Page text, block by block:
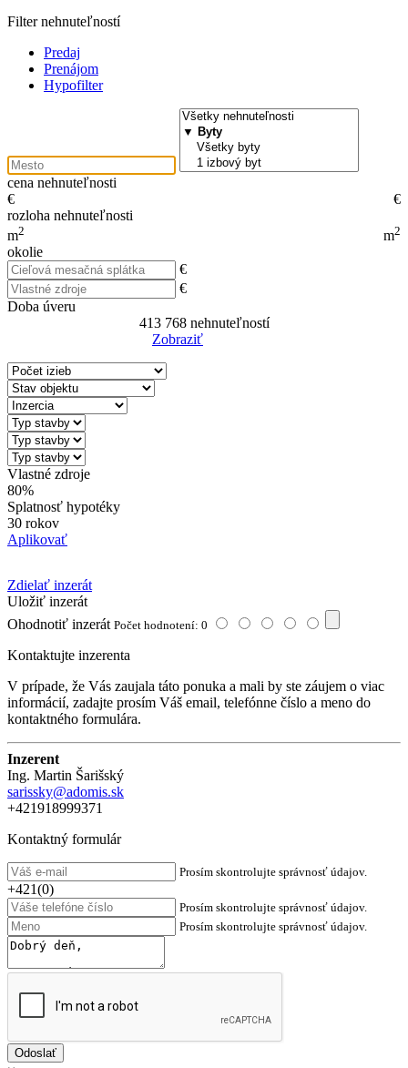
Filter nehnuteľností
Predaj
Prenájom
Hypofilter
cena nehnuteľnosti
€
€
rozloha nehnuteľnosti
m2 m2
okolie
€
€
Doba úveru
413 768nehnuteľností
Zobraziť
Vlastné zdroje
80%
Splatnosť hypotéky
30 rokov
Aplikovať
Zdielať inzerát
Uložiť inzerát
Ohodnotiť inzerát Počet hodnotení: 0
Kontaktujte inzerenta
V prípade, že Vás zaujala táto ponuka a mali by ste záujem o viac
informácií, zadajte prosím Váš email, telefónne číslo a meno do
kontaktného formulára.
Inzerent
Ing. Martin Šarišský
sarissky@adomis.sk
+421918999371
Kontaktný formulár
Prosím skontrolujte správnosť údajov.
+421(0)
Prosím skontrolujte správnosť údajov.
Prosím skontrolujte správnosť údajov.